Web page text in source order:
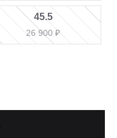
45.5
26 900 ₽